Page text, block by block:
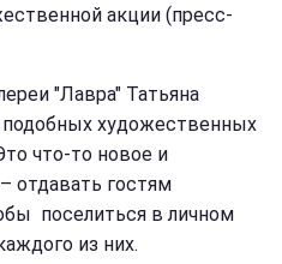
акции (пресс-
"Лавра" Татьяна
художественных
что-то новое и
отдавать гостям
поселиться в личном
из них.